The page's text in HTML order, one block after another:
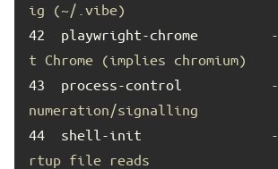
ig (~/.vibe)
playwright-chrome
t Chrome (implies chromium)
process-control
numeration/signalling
shell-init
rtup file reads